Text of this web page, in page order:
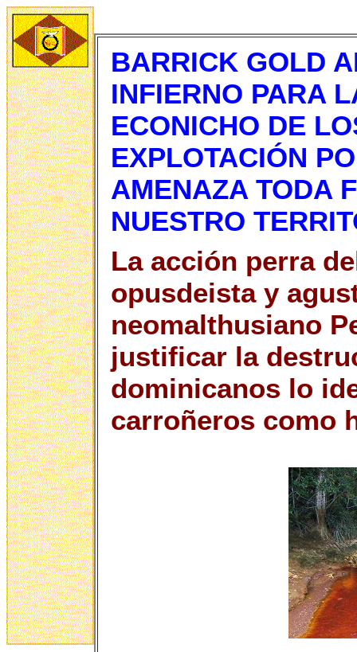
BARRICK GOLD
INFIERNO PARA
ECONICHO DE
EXPLOTACIÓN
AMENAZA TODA
NUESTRO
La acción perra
opusdeista y
neomalthusiano
justificar la
dominicanos lo
carroñeros como